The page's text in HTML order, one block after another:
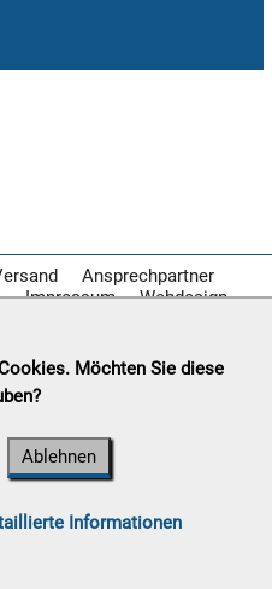
Ansprechpartner
Impressum Webdesign
Möchten Sie diese
Ablehnen
Informationen